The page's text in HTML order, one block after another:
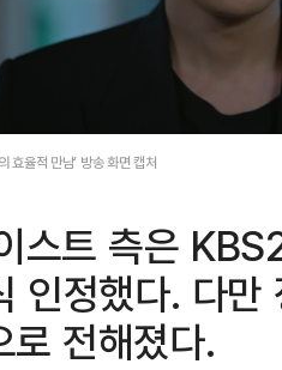
율적 만남’ 방송 화면 캡처
스트 측은
인정했다. 다
로 전해졌다.